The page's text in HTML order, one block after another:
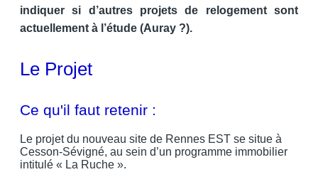
indiquer si d’autres projets de relogement sont
actuellement à l’étude (Auray ?).
Le Projet
Ce qu'il faut retenir :
Le projet du nouveau site de Rennes EST se situe à
Cesson-Sévigné, au sein d’un programme immobilier
intitulé « La Ruche ».